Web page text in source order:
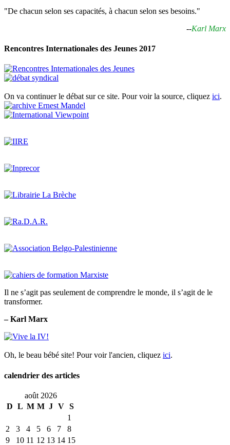
"De chacun selon ses capacités, à chacun selon ses besoins."
--Karl Marx
Rencontres Internationales des Jeunes 2017
On va continuer le débat sur ce site. Pour voir la source, cliquez ici.
Il ne s’agit pas seulement de comprendre le monde, il s’agit de le
transformer.
– Karl Marx
Oh, le beau bébé site! Pour voir l'ancien, cliquez ici.
calendrier des articles
août 2026
D L M M J V S
1
2
3 4 5 6 7
8
9
10 11 12 13 14 15